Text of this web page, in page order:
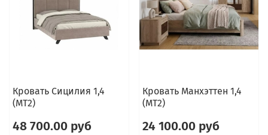
Кровать Сицилия 1,4
(МТ2)
48 700.00 руб
Кровать Манхэттен 1,4
(МТ2)
24 100.00 руб